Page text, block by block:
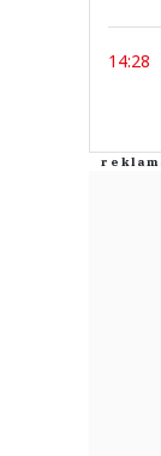
14:28